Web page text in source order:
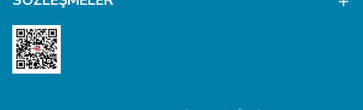
Çocuk ve yetişkin giyim ürünleri
Çanta ve tekstil aksesuarları